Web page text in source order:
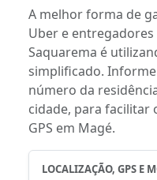
A melhor forma de
Uber e
Saquarema é
simplificado.
número da
cidade, para
GPS em Magé.
LOCALIZAÇÃO, GPS E